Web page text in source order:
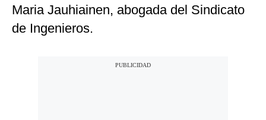
Maria Jauhiainen, abogada del Sindicato
de Ingenieros.